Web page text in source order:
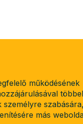
működésének
más